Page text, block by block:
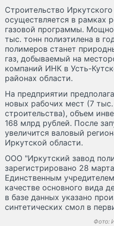
Строительство
осуществляется в рамках
газовой программы.
тыс. тонн полиэтилена в
полимеров станет
газ, добываемый на
компаний ИНК в Усть-
районах области.
На предприятии
новых рабочих мест (7 тыс.
строительства), объем
168 млрд рублей. После
увеличится валовый
Иркутской области.
ООО "Иркутский завод
зарегистрировано 28
Единственным
качестве основного вида
в базе данных указано
синтетических смол в
Фото: